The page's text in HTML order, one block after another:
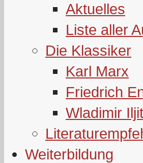
Aktuelles
Liste aller
Die Klassiker
Karl Marx
Friedrich
Wladimir
Weiterbildung